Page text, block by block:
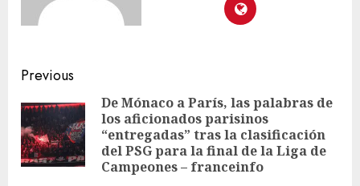
Previous
De Mónaco a París, las palabras de
los aficionados parisinos
“entregadas” tras la clasificación
del PSG para la final de la Liga de
Campeones – franceinfo